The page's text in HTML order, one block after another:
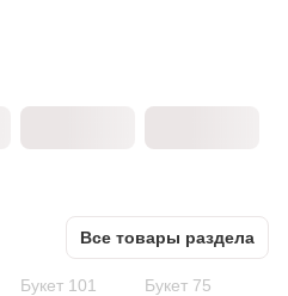
Все товары раздела
Букет 101
Букет 75